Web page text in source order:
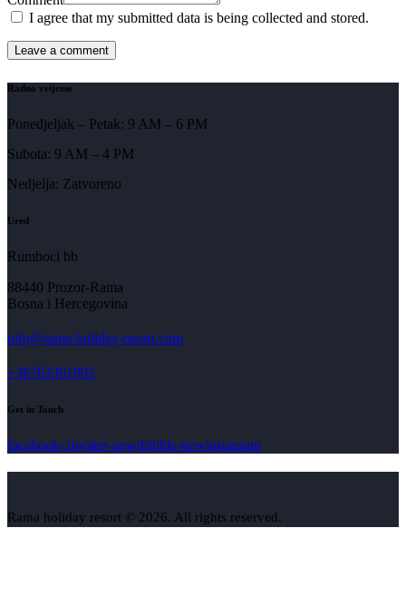
I agree that my submitted data is being collected and stored.
Radno vrijeme
Ponedjeljak – Petak: 9 AM – 6 PM
Subota: 9 AM – 4 PM
Nedjelja: Zatvoreno
Ured
Rumboci bb
88440 Prozor-Rama
Bosna i Hercegovina
info@rama-holiday-resort.com
+38763361902
Get in Touch
facebook-1twitter-newdribble-newinstagram
Rama holiday resort © 2026. All rights reserved.